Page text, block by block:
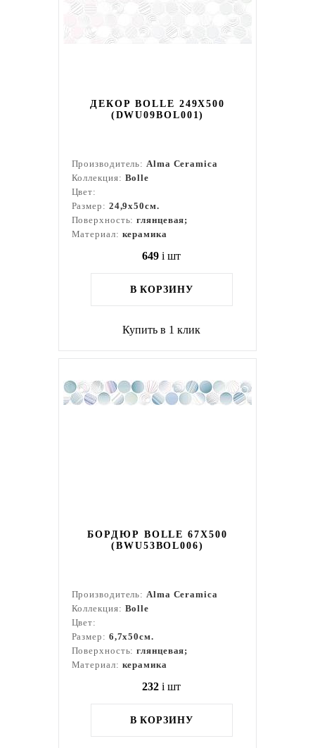
ДЕКОР BOLLE 249X500
(DWU09BOL001)
Производитель:Alma Ceramica
Коллекция: Bolle
Цвет:
Размер: 24,9x50см.
Поверхность:глянцевая;
Материал: керамика
649 i шт
В КОРЗИНУ
Купить в 1 клик
БОРДЮР BOLLE 67X500
(BWU53BOL006)
Производитель:Alma Ceramica
Коллекция: Bolle
Цвет:
Размер: 6,7x50см.
Поверхность:глянцевая;
Материал: керамика
232 i шт
В КОРЗИНУ